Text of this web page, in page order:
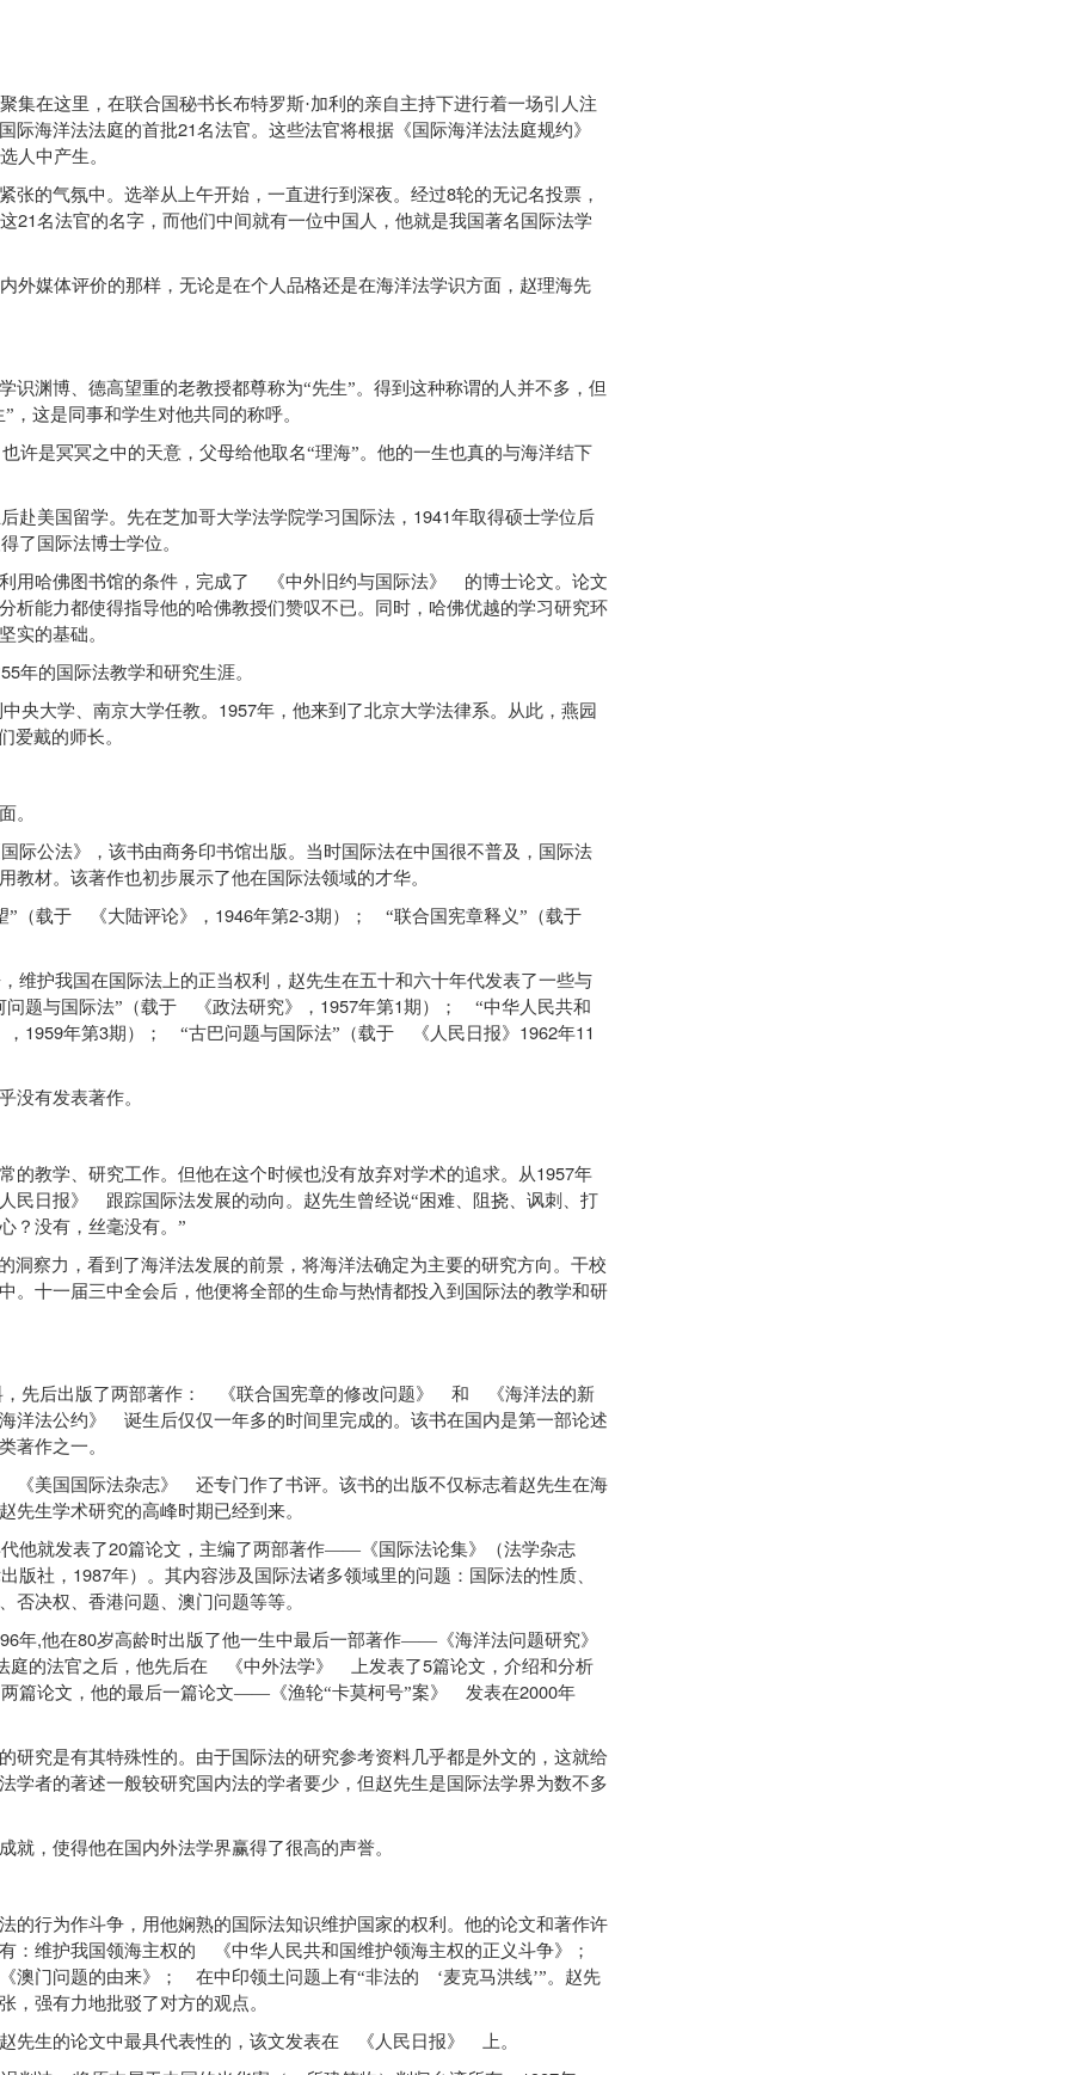
在这里，在联合国秘书长布特罗斯·加利的亲自主持下进行着一场引人注
际海洋法法庭的首批21名法官。这些法官将根据《国际海洋法法庭规约》
人中产生。
的气氛中。选举从上午开始，一直进行到深夜。经过8轮的无记名投票，
21名法官的名字，而他们中间就有一位中国人，他就是我国著名国际法学
外媒体评价的那样，无论是在个人品格还是在海洋法学识方面，赵理海先
博、德高望重的老教授都尊称为“先生”。得到这种称谓的人并不多，但
，这是同事和学生对他共同的称呼。
许是冥冥之中的天意，父母给他取名“理海”。他的一生也真的与海洋结下
赴美国留学。先在芝加哥大学法学院学习国际法， 1941年取得硕士学位后
了国际法博士学位。
哈佛图书馆的条件，完成了 《中外旧约与国际法》 的博士论文。论文
析能力都使得指导他的哈佛教授们赞叹不已。同时，哈佛优越的学习研究环
实的基础。
55年的国际法教学和研究生涯。
央大学、南京大学任教。 1957年，他来到了北京大学法律系。从此，燕园
爱戴的师长。
。
公法》，该书由商务印书馆出版。当时国际法在中国很不普及，国际法
材。该著作也初步展示了他在国际法领域的才华。
”（载于 《大陆评论》， 1946年第2-3期）； “联合国宪章释义”（载于
维护我国在国际法上的正当权利，赵先生在五十和六十年代发表了一些与
问题与国际法”（载于 《政法研究》， 1957年第1期）； “中华人民共和
1959年第3期）； “古巴问题与国际法”（载于 《人民日报》 1962年11
有发表著作。
教学、研究工作。但他在这个时候也没有放弃对学术的追求。从1957年
民日报》 跟踪国际法发展的动向。赵先生曾经说“困难、阻挠、讽刺、打
？没有，丝毫没有。”
察力，看到了海洋法发展的前景，将海洋法确定为主要的研究方向。干校
。十一届三中全会后，他便将全部的生命与热情都投入到国际法的教学和研
，先后出版了两部著作： 《联合国宪章的修改问题》 和 《海洋法的新
法公约》 诞生后仅仅一年多的时间里完成的。该书在国内是第一部论述
著作之一。
国国际法杂志》 还专门作了书评。该书的出版不仅标志着赵先生在海
先生学术研究的高峰时期已经到来。
他就发表了20篇论文，主编了两部著作——《国际法论集》（法学杂志
版社， 1987年）。其内容涉及国际法诸多领域里的问题：国际法的性质、
否决权、香港问题、澳门问题等等。
年,他在80岁高龄时出版了他一生中最后一部著作——《海洋法问题研究》
庭的法官之后，他先后在 《中外法学》 上发表了5篇论文，介绍和分析
两篇论文，他的最后一篇论文——《渔轮“卡莫柯号”案》 发表在2000年
是有其特殊性的。由于国际法的研究参考资料几乎都是外文的，这就给
学者的著述一般较研究国内法的学者要少，但赵先生是国际法学界为数不多
，使得他在国内外法学界赢得了很高的声誉。
行为作斗争，用他娴熟的国际法知识维护国家的权利。他的论文和著作许
：维护我国领海主权的 《中华人民共和国维护领海主权的正义斗争》；
门问题的由来》； 在中印领土问题上有“非法的 ‘麦克马洪线’”。赵先
，强有力地批驳了对方的观点。
生的论文中最具代表性的，该文发表在 《人民日报》 上。